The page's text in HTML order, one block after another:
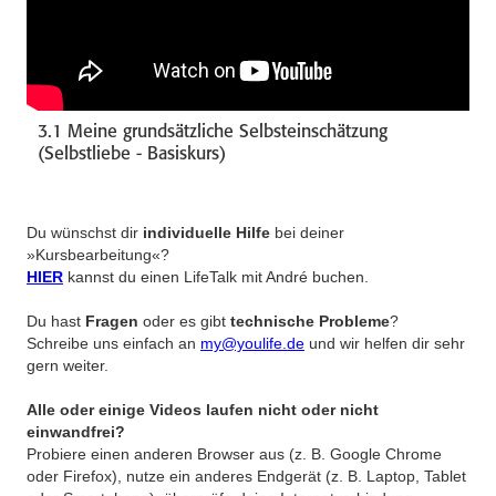
3.1 Meine grundsätzliche Selbsteinschätzung
(Selbstliebe - Basiskurs)
Du wünschst dir individuelle Hilfe bei deiner
»Kursbearbeitung«?
HIER kannst du einen LifeTalk mit André buchen.
Du hast Fragen oder es gibt technische Probleme?
Schreibe uns einfach an my@youlife.de und wir helfen dir sehr
gern weiter.
Alle oder einige Videos laufen nicht oder nicht
einwandfrei?
Probiere einen anderen Browser aus (z. B. Google Chrome
oder Firefox), nutze ein anderes Endgerät (z. B. Laptop, Tablet